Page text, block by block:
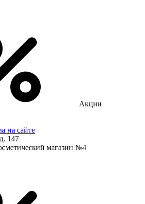
Акции
на сайте
147
магазин №4